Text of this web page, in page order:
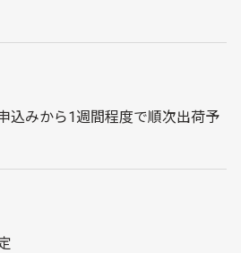
込みから1週間程度で順次出荷予